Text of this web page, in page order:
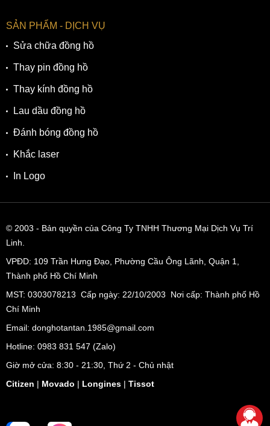
SẢN PHẨM - DỊCH VỤ
Sửa chữa đồng hồ
Thay pin đồng hồ
Thay kính đồng hồ
Lau dầu đồng hồ
Đánh bóng đồng hồ
Khắc laser
In Logo
© 2003 - Bản quyền của Công Ty TNHH Thương Mại Dịch Vụ Trí
Linh.
VPĐD: 109 Trần Hưng Đạo, Phường Cầu Ông Lãnh, Quận 1,
Thành phố Hồ Chí Minh
MST: 0303078213 Cấp ngày: 22/10/2003 Nơi cấp: Thành phố Hồ
Chí Minh
Email: donghotantan.1985@gmail.com
Hotline: 0983 831 547 (Zalo)
Giờ mở cửa: 8:30 - 21:30, Thứ 2 - Chủ nhật
Citizen | Movado | Longines | Tissot